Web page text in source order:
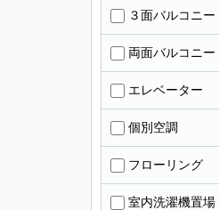
３面バルコニー
両面バルコニー
エレベーター
個別空調
フローリング
室内洗濯機置場